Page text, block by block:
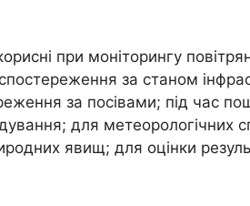
при моніторингу
за станом
за посівами; під час
для метеорологічних
явищ; для оцінки